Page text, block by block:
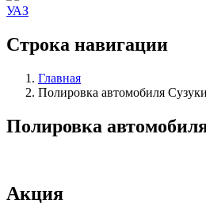
УАЗ
Строка навигации
Главная
Полировка автомобиля
Полировка
Акция